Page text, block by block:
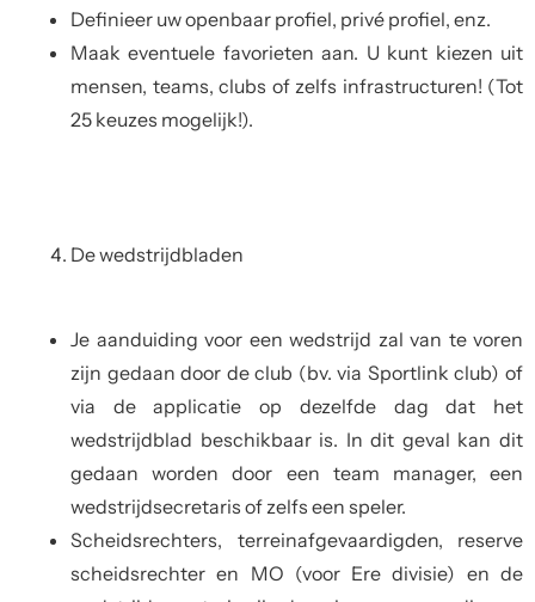
Definieer uw openbaar profiel, privé profiel, enz.
Maak eventuele favorieten aan. U kunt kiezen uit
mensen, teams, clubs of zelfs infrastructuren! (Tot
25 keuzes mogelijk!).
De wedstrijdbladen
Je aanduiding voor een wedstrijd zal van te voren
zijn gedaan door de club (bv. via Sportlink club) of
via de applicatie op dezelfde dag dat het
wedstrijdblad beschikbaar is. In dit geval kan dit
gedaan worden door een team manager, een
wedstrijdsecretaris of zelfs een speler.
Scheidsrechters, terreinafgevaardigden, reserve
scheidsrechter en MO (voor Ere divisie) en de